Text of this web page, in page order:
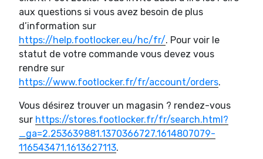
aux questions si vous avez besoin de plus
d’information sur
https://help.footlocker.eu/hc/fr/. Pour voir le
statut de votre commande vous devez vous
rendre sur
https://www.footlocker.fr/fr/account/orders.
Vous désirez trouver un magasin ? rendez-vous
sur https://stores.footlocker.fr/fr/search.html?
_ga=2.253639881.1370366727.1614807079-
116543471.1613627113.